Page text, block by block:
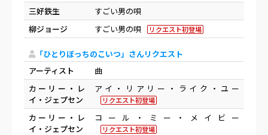
三好鉄生
すごい男の唄
柳ジョージ
すごい男の唄 リクエスト初登場
「ひとりぼっちのこいつ」さんリクエスト
アーティスト
曲
カーリー・レ
イ・ジェプセン
アイ・リアリー・ライク・ユー
リクエスト初登場
カーリー・レ
イ・ジェプセン
コール・ミー・メイビー
リクエスト初登場